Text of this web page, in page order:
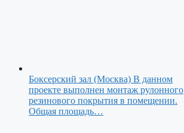
Боксерский зал (Москва) В данном
проекте выполнен монтаж рулонного
резинового покрытия в помещении.
Общая площадь…